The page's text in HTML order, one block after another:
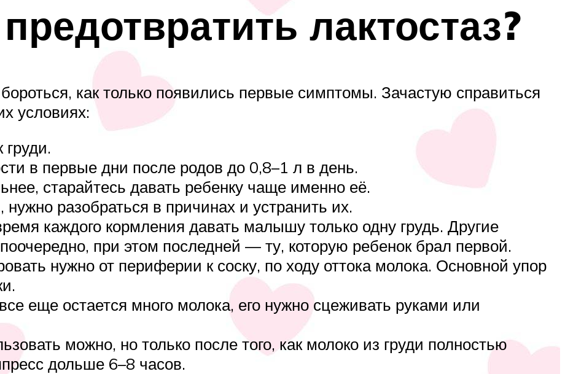
лактостаз?
как только появились первые симптомы. Зачастую справиться
условиях:
в первые дни после родов до 0,8–1 л в день.
старайтесь давать ребенку чаще именно её.
разобраться в причинах и устранить их.
каждого кормления давать малышу только одну грудь. Другие
при этом последней — ту, которую ребенок брал первой.
нужно от периферии к соску, по ходу оттока молока. Основной упор
еще остается много молока, его нужно сцеживать руками или
можно, но только после того, как молоко из груди полностью
дольше 6–8 часов.